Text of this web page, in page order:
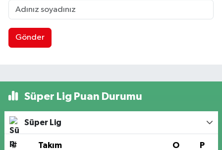
Gönder
Süper Lig Puan Durumu
Süper Lig
# Takım O P